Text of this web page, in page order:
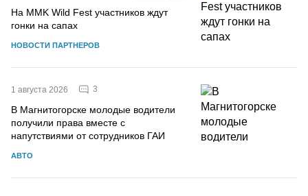
На MMK Wild Fest участников ждут
гонки на сапах
НОВОСТИ ПАРТНЕРОВ
1 августа 2026 3
В Магнитогорске молодые водители
получили права вместе с
напутствиями от сотрудников ГАИ
АВТО